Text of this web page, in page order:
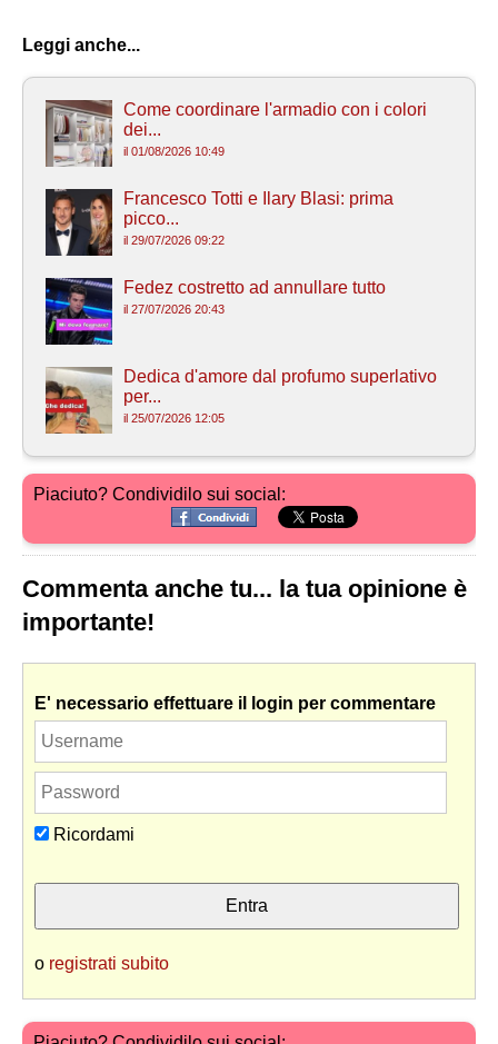
Leggi anche...
Come coordinare l'armadio con i colori
dei...
il 01/08/2026 10:49
Francesco Totti e Ilary Blasi: prima
picco...
il 29/07/2026 09:22
Fedez costretto ad annullare tutto
il 27/07/2026 20:43
Dedica d'amore dal profumo superlativo
per...
il 25/07/2026 12:05
Piaciuto? Condividilo sui social:
Commenta anche tu... la tua opinione è
importante!
E' necessario effettuare il login per commentare
Ricordami
o registrati subito